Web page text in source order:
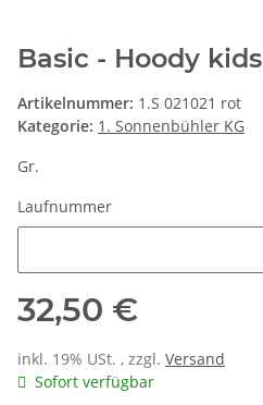
Basic - Hoody kids
Artikelnummer: 1.S 021021 rot
Kategorie: 1. Sonnenbühler KG
Gr.
Laufnummer
32,50 €
inkl. 19% USt. , zzgl. Versand
Sofort verfügbar